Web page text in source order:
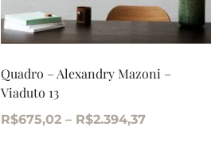
Quadro – Alexandry Mazoni –
Viaduto 13
R$675,02 – R$2.394,37